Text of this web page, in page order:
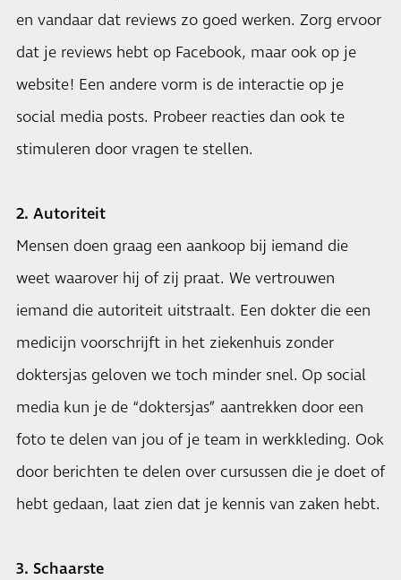
en vandaar dat reviews zo goed werken. Zorg ervoor
dat je reviews hebt op Facebook, maar ook op je
website! Een andere vorm is de interactie op je
social media posts. Probeer reacties dan ook te
stimuleren door vragen te stellen.
2. Autoriteit
Mensen doen graag een aankoop bij iemand die
weet waarover hij of zij praat. We vertrouwen
iemand die autoriteit uitstraalt. Een dokter die een
medicijn voorschrijft in het ziekenhuis zonder
doktersjas geloven we toch minder snel. Op social
media kun je de “doktersjas” aantrekken door een
foto te delen van jou of je team in werkkleding. Ook
door berichten te delen over cursussen die je doet of
hebt gedaan, laat zien dat je kennis van zaken hebt.
3. Schaarste